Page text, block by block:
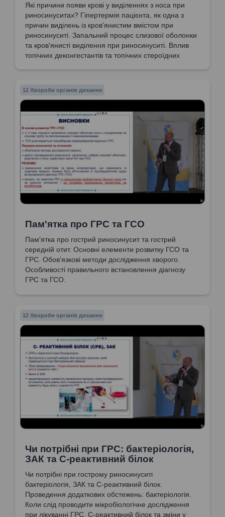
Які причини появи крові у виділеннях з носа при
риносинуситах? Гіпертермія пацієнта, як одна з
причин виділень із кров'янистим вмістом при
риносинуситі. Запальний процес слизової оболонки
та кров'янисті виділення при риносинуситі. Вплив
топічних деконгестантів та топічних стероїдних
12 Хвороби органів дихання
Пам'ятка про ГРС та ГСО
Пам'ятка про гострий риносинусит та гострий
середній отит. Основні елементи розвитку ГСО та
ГРС. Обов'язкові методи дослідження хворого.
Особливості правильного встановлення діагнозу
ГРС та ГСО.
12 Хвороби органів дихання
Чи потрібні при ГРС: бактеріологія,
ЗАК та С-реактивний білок
Чи потрібні при гострому риносинуситі
бактеріологія, ЗАК та С-реактивний білок.
Проведення додаткових обстежень: бактеріологія.
Коли слід проводити мікробіологічне дослідження
при лікуванні ГРС. С-реактивний білок та зміни у